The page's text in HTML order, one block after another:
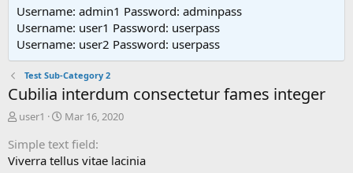
Username: admin1 Password: adminpass
Username: user1 Password: userpass
Username: user2 Password: userpass
Test Sub-Category 2
Cubilia interdum consectetur fames integer
A
d
e
user1
C
e
a
Mar 16, 2020
Simple text field
Viverra tellus vitae lacinia